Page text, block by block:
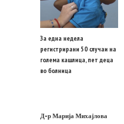
За една недела
регистрирани 50 случаи на
голема кашлица, пет деца
во болница
Д-р Марија Михајлова